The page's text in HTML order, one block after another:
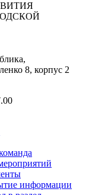
8, корпус 2
информации